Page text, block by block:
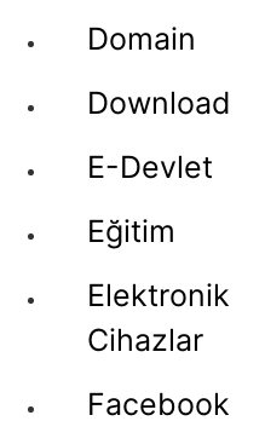
Domain
Download
E-Devlet
Eğitim
Elektronik
Cihazlar
Facebook